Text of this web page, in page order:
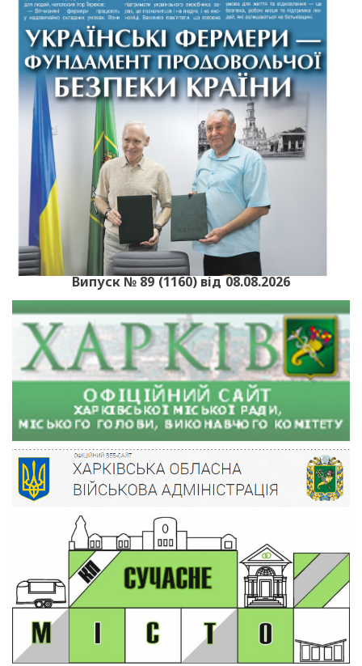
Випуск № 89 (1160) від 08.08.2026